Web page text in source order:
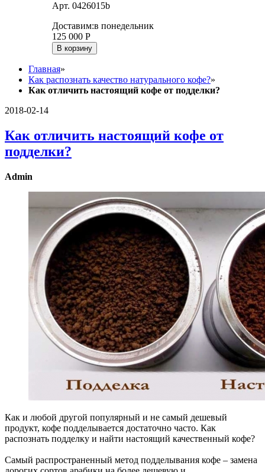
Арт. 0426015b
Доставим:в понедельник
125 000 Р
В корзину
Главная»
Как распознать качество натурального кофе?»
Как отличить настоящий кофе от подделки?
2018-02-14
Как отличить настоящий кофе от
подделки?
Admin
Как и любой другой популярный и не самый дешевый
продукт, кофе подделывается достаточно часто. Как
распознать подделку и найти настоящий качественный кофе?
Самый распространенный метод подделывания кофе – замена